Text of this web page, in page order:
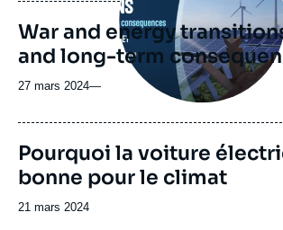
revue
ou
émission
War and energy
and long-term
27 mars 2024—
Image
de
couverture
la
Pourquoi la voiture
bonne pour le climat
Date
21 mars 2024